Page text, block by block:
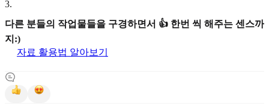
3.
다른 분들의 작업물들을 구경하면서 👍 한번 씩 해주는 센스까
지:)
자료 활용법 알아보기